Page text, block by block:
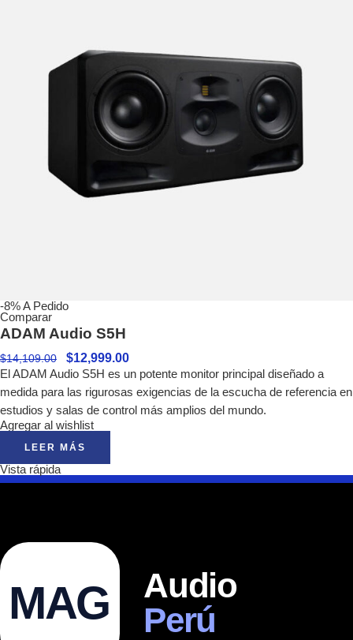
-8%A Pedido
Comparar
ADAM Audio S5H
$14,109.00 $12,999.00
El ADAM Audio S5H es un potente monitor principal diseñado a
medida para las rigurosas exigencias de la escucha de referencia en
estudios y salas de control más amplios del mundo.
Agregar al wishlist
LEER MÁS
Vista rápida
MAG
Audio
Perú